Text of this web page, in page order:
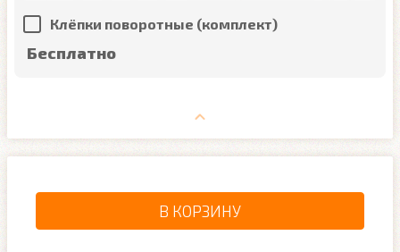
Клёпки поворотные (комплект)
Бесплатно
В КОРЗИНУ